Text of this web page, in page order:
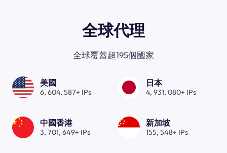
全球代理
全球覆蓋超195個國家
美國
6, 604, 587+ IPs
日本
4, 931, 080+ IPs
中國香港
3, 701, 649+ IPs
新加坡
155, 548+ IPs